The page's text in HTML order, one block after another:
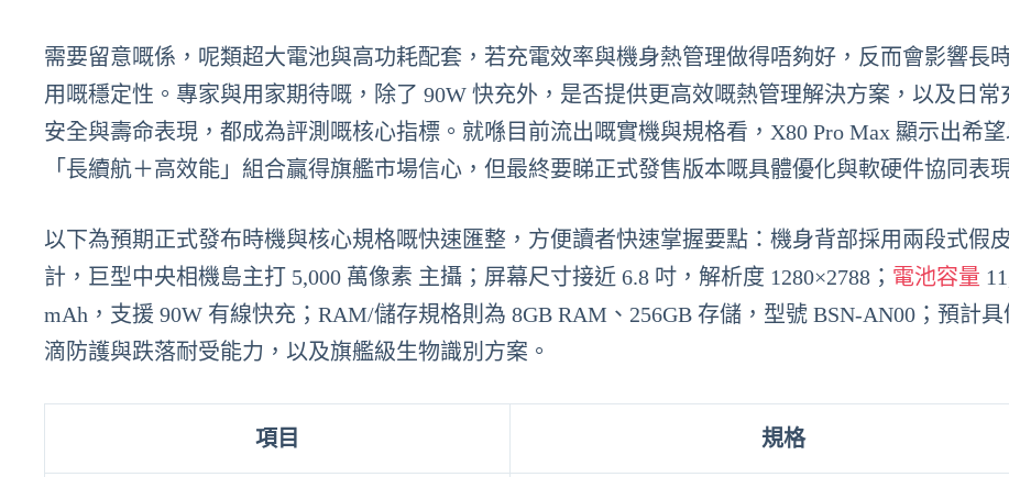
需要留意嘅係，呢類超大電池與高功耗配套，若充電效率與機身熱管理做得唔夠好，反而會影響長
用嘅穩定性。專家與用家期待嘅，除了 90W 快充外，是否提供更高效嘅熱管理解決方案，以及日常
安全與壽命表現，都成為評測嘅核心指標。就喺目前流出嘅實機與規格看，X80 Pro Max 顯示出希
「長續航＋高效能」組合贏得旗艦市場信心，但最終要睇正式發售版本嘅具體優化與軟硬件協同表
以下為預期正式發布時機與核心規格嘅快速匯整，方便讀者快速掌握要點：機身背部採用兩段式假
計，巨型中央相機島主打 5,000 萬像素 主攝；屏幕尺寸接近 6.8 吋，解析度 1280×2788； 電池容量
mAh，支援 90W 有線快充；RAM/儲存規格則為 8GB RAM、256GB 存儲，型號 BSN-AN00；預計
滴防護與跌落耐受能力，以及旗艦級生物識別方案。
項目 規格